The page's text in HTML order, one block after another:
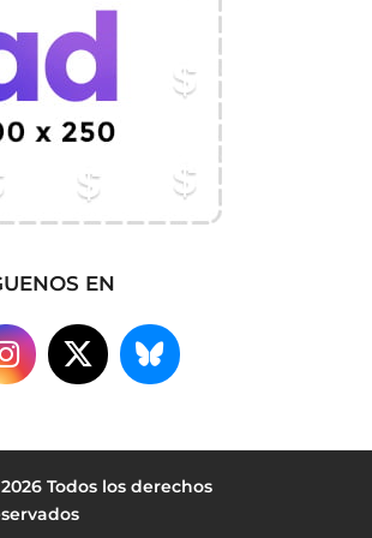
EN
Todos los derechos